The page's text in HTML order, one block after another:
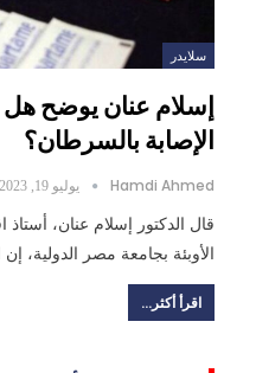
سلايدر
إسلام عنان يوضح هل
الإصابة بالسرطان؟
Hamdi Ahmed يوليو 19, 2023
قال الدكتور إسلام عنان، أستاذ
الأوبئة بجامعة مصر الدولية،
اقرأ أكثر...